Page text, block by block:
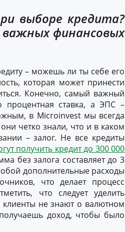
выборе кредита?
важных финансовых
– можешь ли ты себе его
которая может принести
Конечно, самый важный
процентная ставка, а ЭПС –
в Microinvest мы всегда
четко знали, что и в каком
– залог. Не все кредиты
получить кредит до 300 000
без залога составляет до 3
дополнительные расходы
что делает процесс
что следует уделить
клиенты не знают о валютном
доход, чтобы было